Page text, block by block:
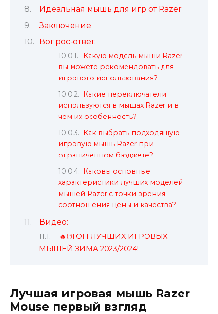
Идеальная мышь для игр от Razer
Заключение
Вопрос-ответ:
Какую модель мыши Razer
вы можете рекомендовать для
игрового использования?
Какие переключатели
используются в мышах Razer и в
чем их особенность?
Как выбрать подходящую
игровую мышь Razer при
ограниченном бюджете?
Каковы основные
характеристики лучших моделей
мышей Razer с точки зрения
соотношения цены и качества?
Видео:
🔥🖱️ТОП ЛУЧШИХ ИГРОВЫХ
МЫШЕЙ ЗИМА 2023/2024!
Лучшая игровая мышь Razer
Mouse первый взгляд